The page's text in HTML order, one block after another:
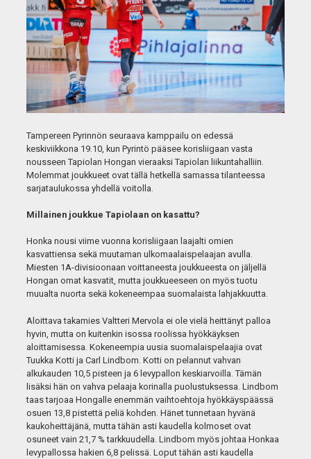
Tampereen Pyrinnön seuraava kamppailu on edessä
keskiviikkona 19.10, kun Pyrintö pääsee korisliigaan vasta
nousseen Tapiolan Hongan vieraaksi Tapiolan liikuntahalliin.
Molemmat joukkueet ovat tällä hetkellä samassa tilanteessa
sarjataulukossa yhdellä voitolla.
Millainen joukkue Tapiolaan on kasattu?
Honka nousi viime vuonna korisliigaan laajalti omien
kasvattiensa sekä muutaman ulkomaalaispelaajan avulla.
Miesten 1A-divisioonaan voittaneesta joukkueesta on jäljellä
Hongan omat kasvatit, mutta joukkueeseen on myös tuotu
muualta nuorta sekä kokeneempaa suomalaista lahjakkuutta.
Aloittava takamies Valtteri Mervola ei ole vielä heittänyt palloa
hyvin, mutta on kuitenkin isossa roolissa hyökkäyksen
aloittamisessa. Kokeneempia uusia suomalaispelaajia ovat
Tuukka Kotti ja Carl Lindbom. Kotti on pelannut vahvan
alkukauden 10,5 pisteen ja 6 levypallon keskiarvoilla. Tämän
lisäksi hän on vahva pelaaja korinalla puolustuksessa. Lindbom
taas tarjoaa Hongalle enemmän vaihtoehtoja hyökkäyspäässä
osuen 13,8 pistettä peliä kohden. Hänet tunnetaan hyvänä
kaukoheittäjänä, mutta tähän asti kaudella kolmoset ovat
osuneet vain 21,7 % tarkkuudella. Lindbom myös johtaa Honkaa
levypallossa hakien 6,8 pelissä. Loput tähän asti kaudella